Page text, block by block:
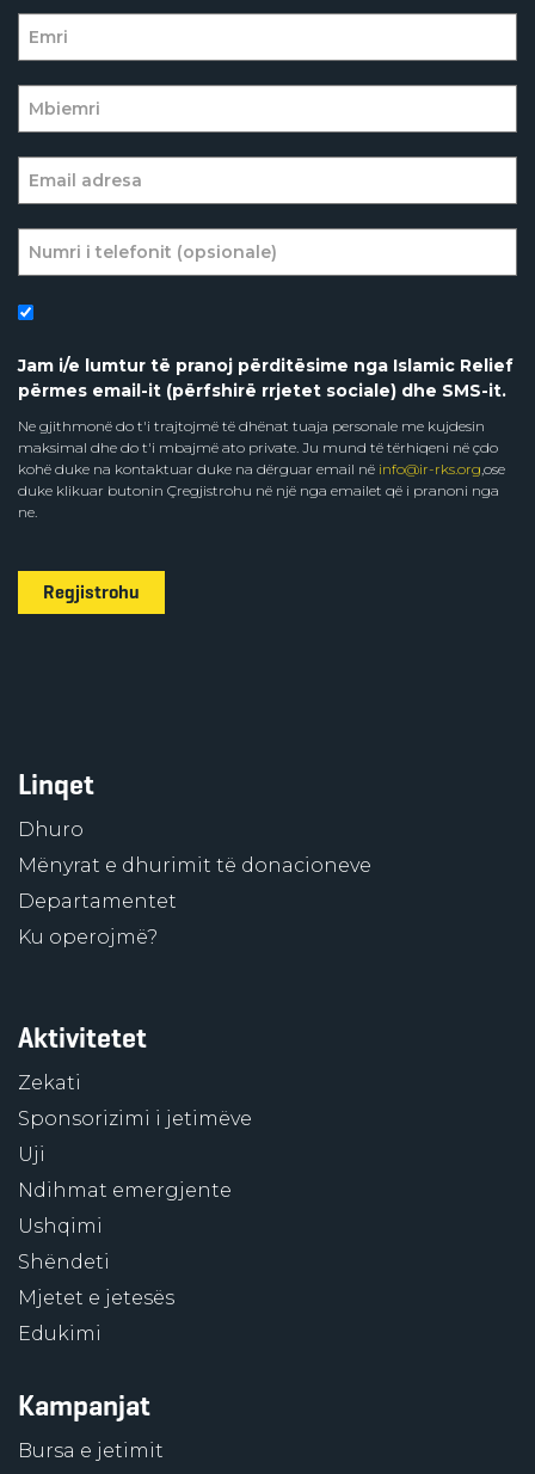
Jam i/e lumtur të pranoj përditësime nga Islamic Relief
përmes email-it (përfshirë rrjetet sociale) dhe SMS-it.
Ne gjithmonë do t'i trajtojmë të dhënat tuaja personale me kujdesin
maksimal dhe do t'i mbajmë ato private. Ju mund të tërhiqeni në çdo
kohë duke na kontaktuar duke na dërguar email në info@ir-rks.org,ose
duke klikuar butonin Çregjistrohu në një nga emailet që i pranoni nga
ne.
Regjistrohu
Linqet
Dhuro
Mënyrat e dhurimit të donacioneve
Departamentet
Ku operojmë?
Aktivitetet
Zekati
Sponsorizimi i jetimëve
Uji
Ndihmat emergjente
Ushqimi
Shëndeti
Mjetet e jetesës
Edukimi
Kampanjat
Bursa e jetimit